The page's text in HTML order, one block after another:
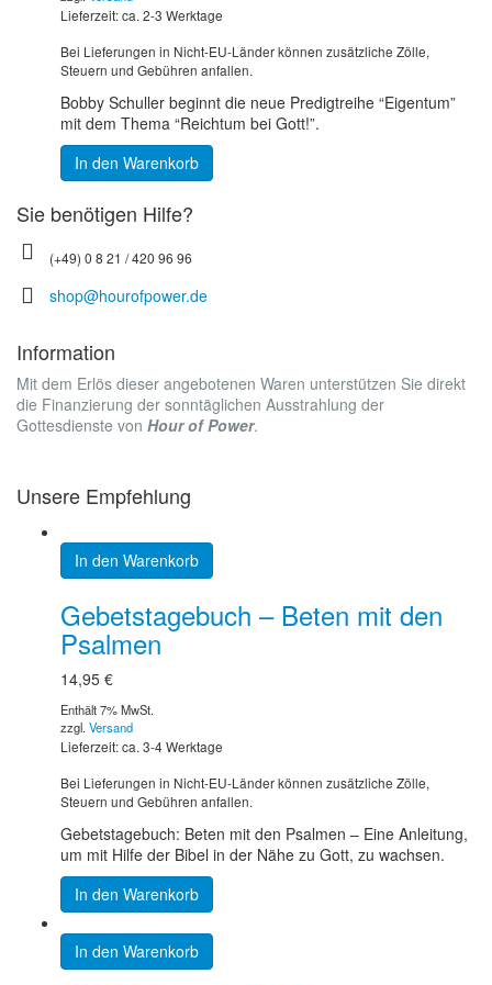
Lieferzeit: ca. 2-3 Werktage
Bei Lieferungen in Nicht-EU-Länder können zusätzliche Zölle,
Steuern und Gebühren anfallen.
Bobby Schuller beginnt die neue Predigtreihe “Eigentum”
mit dem Thema “Reichtum bei Gott!”.
In den Warenkorb
Sie benötigen Hilfe?
(+49) 0 8 21 / 420 96 96
shop@hourofpower.de
Information
Mit dem Erlös dieser angebotenen Waren unterstützen Sie direkt
die Finanzierung der sonntäglichen Ausstrahlung der
Gottesdienste von Hour of Power.
Unsere Empfehlung
In den Warenkorb
Gebetstagebuch – Beten mit den
Psalmen
14,95 €
Enthält 7% MwSt.
zzgl. Versand
Lieferzeit: ca. 3-4 Werktage
Bei Lieferungen in Nicht-EU-Länder können zusätzliche Zölle,
Steuern und Gebühren anfallen.
Gebetstagebuch: Beten mit den Psalmen – Eine Anleitung,
um mit Hilfe der Bibel in der Nähe zu Gott, zu wachsen.
In den Warenkorb
In den Warenkorb